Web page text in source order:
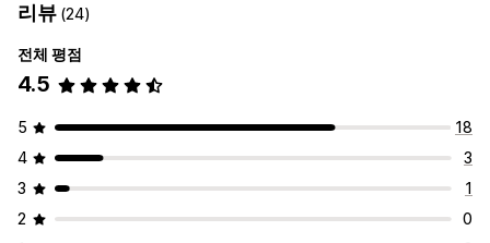
리뷰 (24)
전체 평점
4.5
5
18
4
3
3
1
2
0